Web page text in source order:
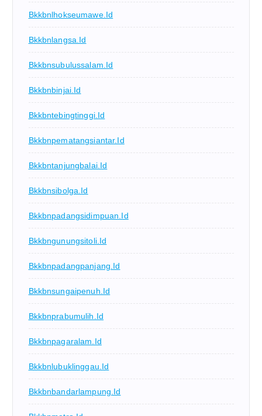
Bkkbnlhokseumawe.id
Bkkbnlangsa.id
Bkkbnsubulussalam.id
Bkkbnbinjai.id
Bkkbntebingtinggi.id
Bkkbnpematangsiantar.id
Bkkbntanjungbalai.id
Bkkbnsibolga.id
Bkkbnpadangsidimpuan.id
Bkkbngunungsitoli.id
Bkkbnpadangpanjang.id
Bkkbnsungaipenuh.id
Bkkbnprabumulih.id
Bkkbnpagaralam.id
Bkkbnlubuklinggau.id
Bkkbnbandarlampung.id